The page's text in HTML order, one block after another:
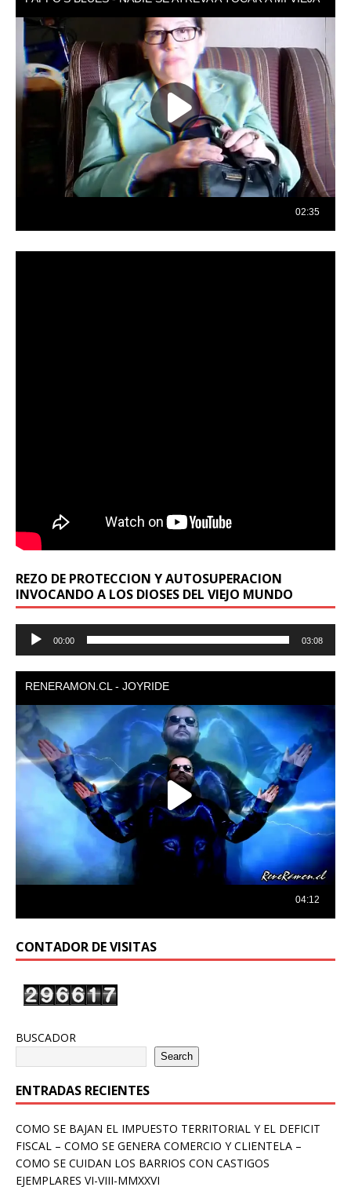
REZO DE PROTECCION Y AUTOSUPERACION
INVOCANDO A LOS DIOSES DEL VIEJO MUNDO
Reproductor
00:00 03:08
CONTADOR DE VISITAS
BUSCADOR
Search
ENTRADAS RECIENTES
COMO SE BAJAN EL IMPUESTO TERRITORIAL Y EL DEFICIT
FISCAL – COMO SE GENERA COMERCIO Y CLIENTELA –
COMO SE CUIDAN LOS BARRIOS CON CASTIGOS
EJEMPLARES VI-VIII-MMXXVI